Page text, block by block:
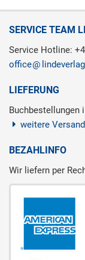
SERVICE TEAM
Service Hotline:
office
LIEFERUNG
Buchbestellungen
weitere
BEZAHLINFO
Wir liefern per